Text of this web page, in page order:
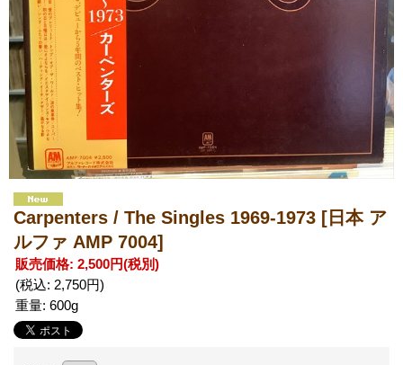
Carpenters / The Singles 1969-1973 [日本 ア
ルファ AMP 7004]
販売価格: 2,500円(税別)
(税込: 2,750円)
重量: 600g